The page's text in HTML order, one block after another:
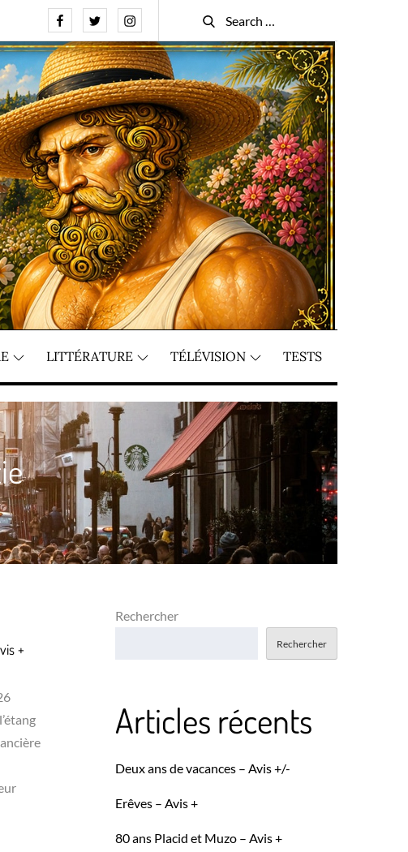
FacebookTwitterInstagram
Search
for:
Search
LITTÉRATURE TÉLÉVISION TESTS
+
Rechercher
Rechercher
Articles récents
Deux ans de vacances – Avis +/-
Erêves – Avis +
80 ans Placid et Muzo – Avis +